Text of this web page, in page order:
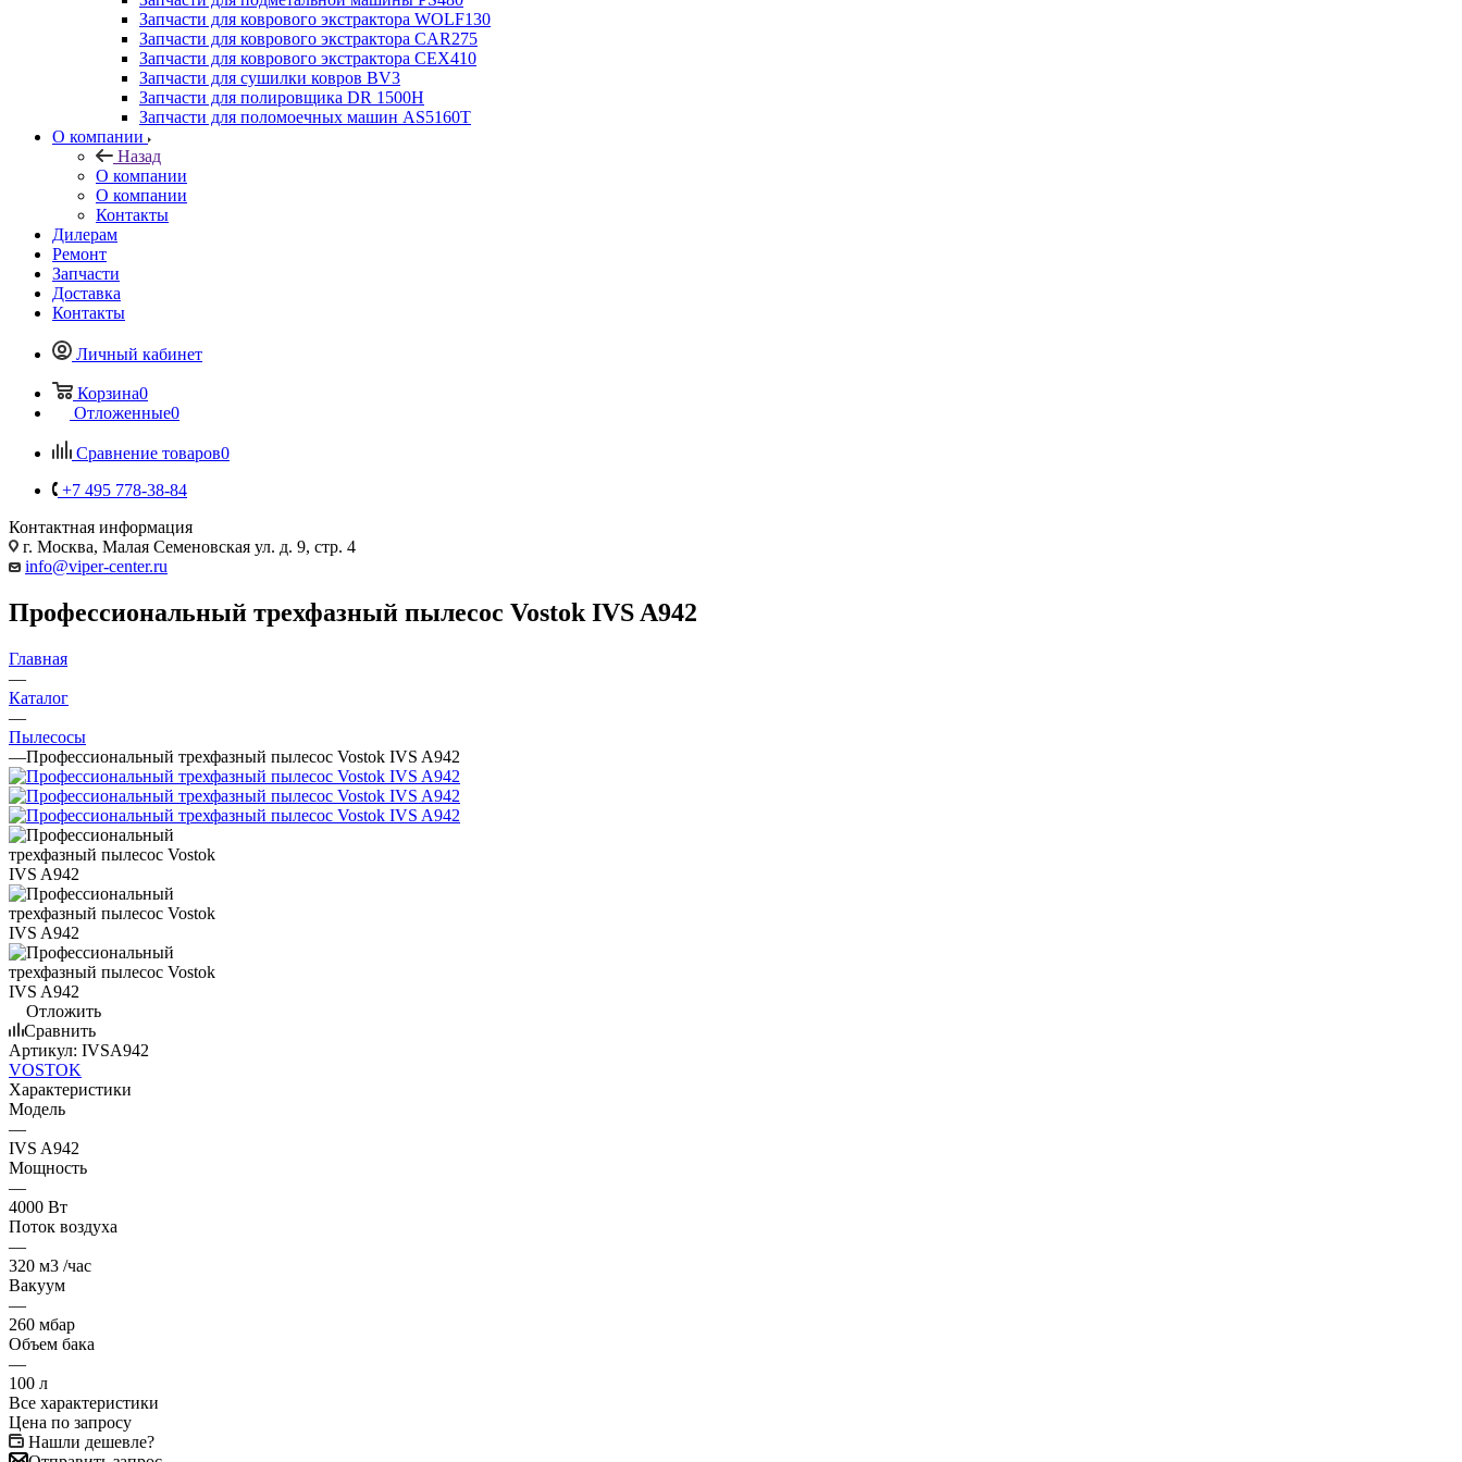
Запчасти для коврового экстрактора WOLF130
Запчасти для коврового экстрактора CAR275
Запчасти для коврового экстрактора CEX410
Запчасти для сушилки ковров BV3
Запчасти для полировщика DR 1500H
Запчасти для поломоечных машин AS5160T
О компании
Назад
О компании
О компании
Контакты
Дилерам
Ремонт
Запчасти
Доставка
Контакты
Личный кабинет
Корзина0
Отложенные0
Сравнение товаров0
+7 495 778-38-84
Контактная информация
г. Москва, Малая Семеновская ул. д. 9, стр. 4
info@viper-center.ru
Профессиональный трехфазный пылесос Vostok IVS A942
Главная
—
Каталог
—
Пылесосы
—Профессиональный трехфазный пылесос Vostok IVS A942
Отложить
Сравнить
Артикул: IVSA942
VOSTOK
Характеристики
Модель
—
IVS A942
Мощность
—
4000 Вт
Поток воздуха
—
320 м3 /час
Вакуум
—
260 мбар
Объем бака
—
100 л
Все характеристики
Цена по запросу
Нашли дешевле?